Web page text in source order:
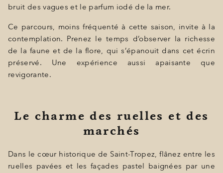
bruit des vagues et le parfum iodé de la mer.
Ce parcours, moins fréquenté à cette saison, invite à la
contemplation. Prenez le temps d’observer la richesse
de la faune et de la flore, qui s’épanouit dans cet écrin
préservé. Une expérience aussi apaisante que
revigorante.
Le charme des ruelles et des
marchés
Dans le cœur historique de Saint-Tropez, flânez entre les
ruelles pavées et les façades pastel baignées par une